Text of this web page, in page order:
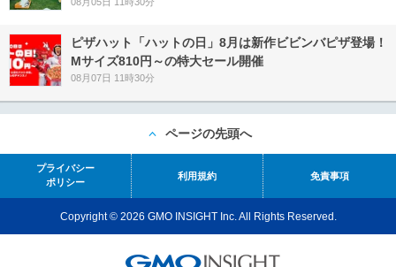
ピザハット「ハットの日」8月は新作ビビンバピザ登場！
Mサイズ810円～の特大セール開催
08月07日 11時30分
ページの先頭へ
プライバシー
ポリシー
利用規約 免責事項
Copyright © 2026 GMO INSIGHT Inc. All Rights Reserved.